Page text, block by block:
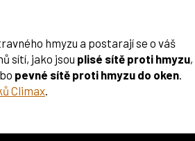
hmyzu a postarají se o váš
sítí, jako jsou plisé sítě proti hmyzu,
pevné sítě proti hmyzu do oken.
Climax.